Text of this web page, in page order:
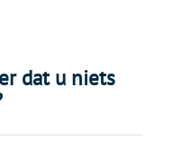
dat u niets